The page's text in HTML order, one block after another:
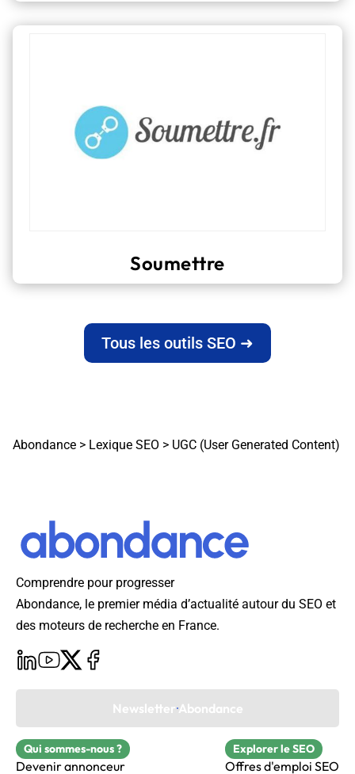
Soumettre
Tous les outils SEO ➜
Abondance > Lexique SEO > UGC (User Generated Content)
Comprendre pour progresser
Abondance, le premier média d’actualité autour du SEO et
des moteurs de recherche en France.
Newsletter Abondance
Qui sommes-nous ?
Devenir annonceur
Explorer le SEO
Offres d'emploi SEO